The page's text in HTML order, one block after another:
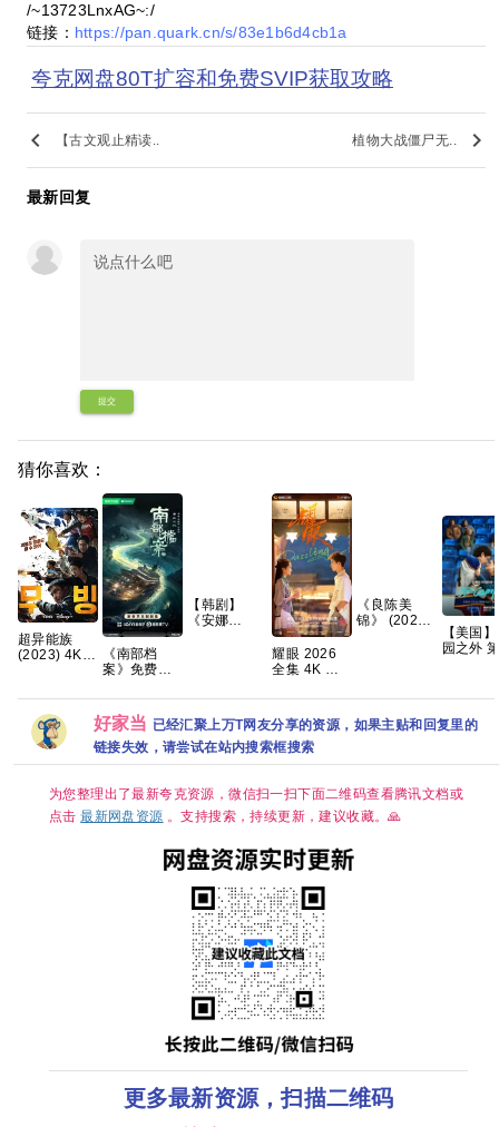
/~13723LnxAG~:/
链接： https://pan.quark.cn/s/83e1b6d4cb1a
夸克网盘80T扩容和免费SVIP获取攻略
keyboard_arrow_left 【古文观止精读.. 植物大战僵尸无.. keyboard_arrow_right
最新回复
提交
猜你喜欢：
超异能族
(2023) 4K
剧【全20
集】
《南部档
案》免费
百度网盘资
源下载
【韩剧】
《安娜
全】
耀眼 2026
全集 4K 关
锐
《良陈美
锦》 (2026)
【美国
园之外
动 又名:
外 夸克
好家当 已经汇聚上万T网友分享的资源，如果主贴和回复里的
链接失效，请尝试在站内搜索框搜索
为您整理出了最新夸克资源，微信扫一扫下面二维码查看腾讯文档或
点击最新网盘资源 。支持搜索，持续更新，建议收藏。🙏
更多最新资源，扫描二维码